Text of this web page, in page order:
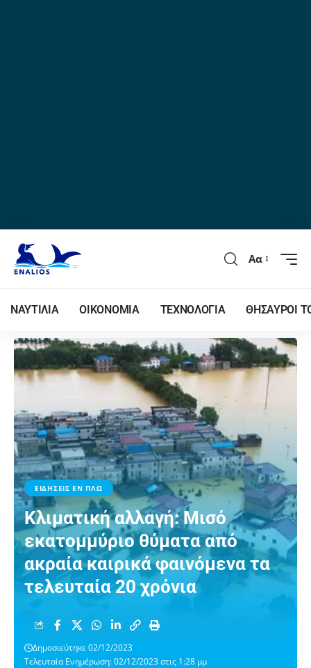
Αα
ΝΑΥΤΙΛΙΑ ΟΙΚΟΝΟΜΙΑ ΤΕΧΝΟΛΟΓΙΑ ΘΗΣΑΥΡΟΙ
ΕΙΔΗΣΕΙΣ ΕΝ ΠΛΩ
Κλιματική αλλαγή: Μισό
εκατομμύριο θύματα από
ακραία καιρικά φαινόμενα τα
τελευταία 20 χρόνια
Τελευταία Ενημέρωση: 02/12/2023 στις 1:28 μμ
Δημοσιεύτηκε 02/12/2023